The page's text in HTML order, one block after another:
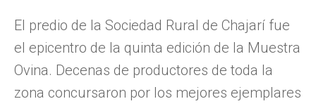
El predio de la Sociedad Rural de Chajarí fue
el epicentro de la quinta edición de la Muestra
Ovina. Decenas de productores de toda la
zona concursaron por los mejores ejemplares